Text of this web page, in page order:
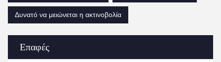
Επαφές
Δυνατό να μειώνεται η ακτινοβολία